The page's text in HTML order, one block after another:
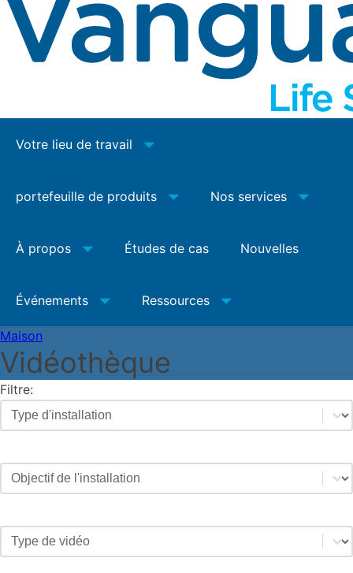
Votre lieu de travail
portefeuille de produits Nos services
À propos Études de cas Nouvelles
Événements Ressources
Maison
Vidéothèque
Filtre:
Filtre de type installation vidéo
Sélectionnez le contenu
Filtre de finalité de l'installation vidéo
Sélectionnez le contenu
Filtre de types de vidéos
Sélectionnez le contenu